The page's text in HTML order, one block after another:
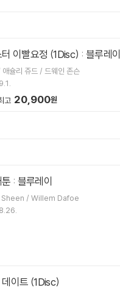
이빨요정 (1Disc) : 블루레이
Michael Lembeck / 애슐리 쥬드 / 드웨인 존슨
고 20,900원
: 블루레이
올리버 스톤 / Charlie Sheen / Willem Dafoe
이트 (1Disc)